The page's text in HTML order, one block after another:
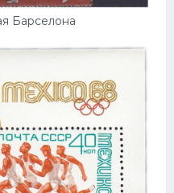
Барселона